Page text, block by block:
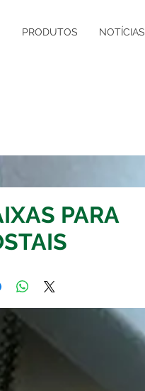
PRODUTOS NOTÍCIAS
PARA